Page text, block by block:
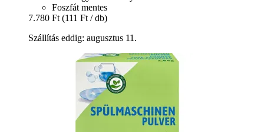
Foszfát mentes
7.780 Ft (111 Ft / db)
Szállítás eddig: augusztus 11.